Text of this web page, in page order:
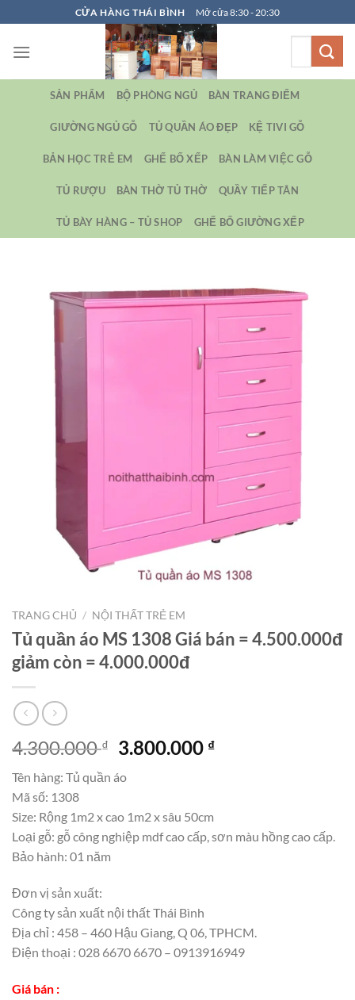
qua
nội
CỬA HÀNG THÁI BÌNH Mở cửa 8:30 - 20:30
SẢN PHẨM BỘ PHÒNG NGỦ BÀN TRANG ĐIỂM
GIƯỜNG NGỦ GỖ TỦ QUẦN ÁO ĐẸP KỆ TIVI GỖ
BẢN HỌC TRẺ EM GHẾ BỐ XẾP BÀN LÀM VIỆC GỖ
TỦ RƯỢU BÀN THỜ TỦ THỜ QUẦY TIẾP TÂN
TỦ BÀY HÀNG – TỦ SHOP GHẾ BỐ GIƯỜNG XẾP
TRANG CHỦ / NỘI THẤT TRẺ EM
Tủ quần áo MS 1308 Giá bán = 4.500.000đ
giảm còn = 4.000.000đ
4.300.000₫
Giá
là:
3.800.000 ₫Giá
Tên hàng: Tủ quần áo
Mã số: 1308
Size: Rộng 1m2 x cao 1m2 x sâu 50cm
Loại gỗ: gỗ công nghiệp mdf cao cấp, sơn màu hồng cao cấp.
Bảo hành: 01 năm
Đơn vị sản xuất:
Công ty sản xuất nội thất Thái Bình
Địa chỉ : 458 – 460 Hậu Giang, Q 06, TPHCM.
Điện thoại : 028 6670 6670 – 0913916949
Giá bán :